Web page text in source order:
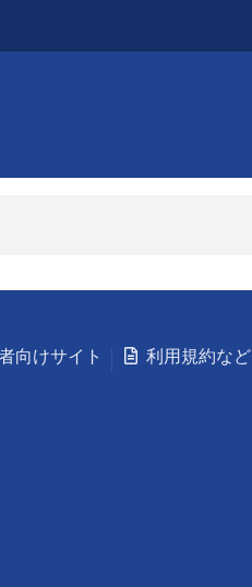
向けサイト 利用規約など